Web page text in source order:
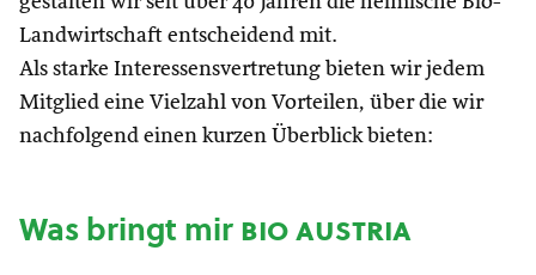
Landwirtschaft entscheidend mit.
Als starke Interessensvertretung bieten wir jedem
Mitglied eine Vielzahl von Vorteilen, über die wir
nachfolgend einen kurzen Überblick bieten:
Was bringt mirbio austria